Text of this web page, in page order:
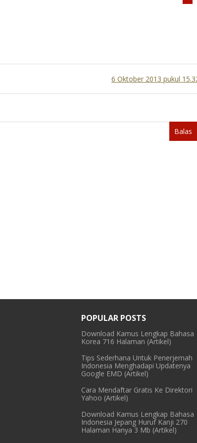
6 Oktober 2013 pukul
Balas
POPULAR POSTS
Download Kamus Lengkap Bahasa
Korea 716 Halaman (Artikel)
Tips Sederhana Untuk Penerjemah
Indonesia Menghadapi Updatenya
Google EMD (Artikel)
Cara Mendaftar Gratis Ke Direktori
Yahoo (Artikel)
Download Kamus Lengkap Bahasa
Indonesia Jepang Huruf Kanji 270
Halaman Hanya 3 Mb (Artikel)